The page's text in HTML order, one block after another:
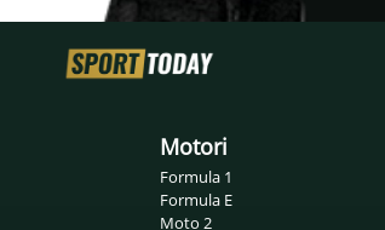
Motori
Formula 1
Formula E
Moto 2